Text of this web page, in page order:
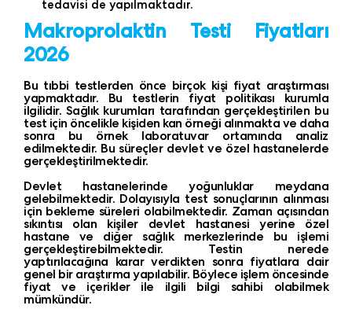
tedavisi de yapılmaktadır.
Makroprolaktin Testi Fiyatları
2026
Bu tıbbi testlerden önce birçok kişi fiyat araştırması
yapmaktadır. Bu testlerin fiyat politikası kurumla
ilgilidir. Sağlık kurumları tarafından gerçekleştirilen bu
test için öncelikle kişiden kan örneği alınmakta ve daha
sonra bu örnek laboratuvar ortamında analiz
edilmektedir. Bu süreçler devlet ve özel hastanelerde
gerçekleştirilmektedir.
Devlet hastanelerinde yoğunluklar meydana
gelebilmektedir. Dolayısıyla test sonuçlarının alınması
için bekleme süreleri olabilmektedir. Zaman açısından
sıkıntısı olan kişiler devlet hastanesi yerine özel
hastane ve diğer sağlık merkezlerinde bu işlemi
gerçekleştirebilmektedir. Testin nerede
yaptırılacağına karar verdikten sonra fiyatlara dair
genel bir araştırma yapılabilir. Böylece işlem öncesinde
fiyat ve içerikler ile ilgili bilgi sahibi olabilmek
mümkündür.